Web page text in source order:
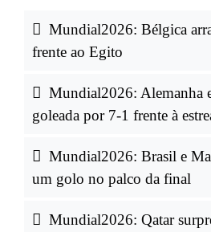
Mundial2026: Bélgica
frente ao Egito
Mundial2026: Alemanha
goleada por 7-1 frente à
Mundial2026: Brasil e
um golo no palco da final
Mundial2026: Qatar